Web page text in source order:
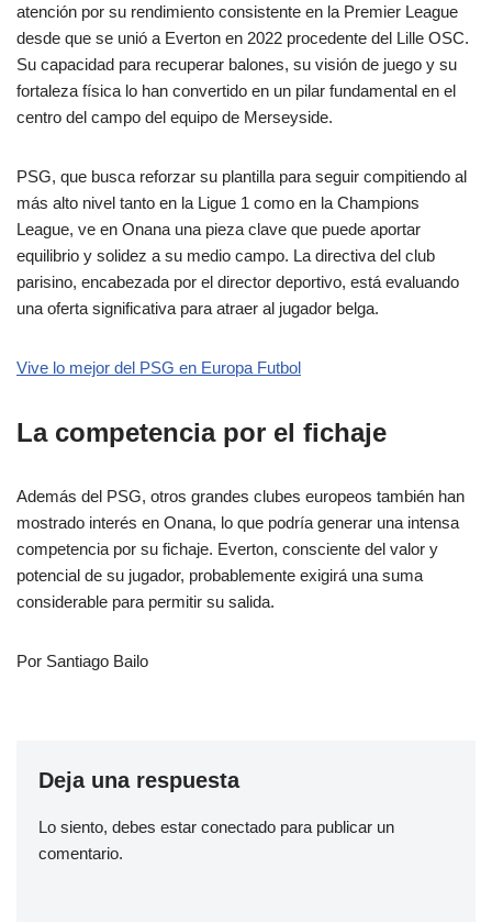
atención por su rendimiento consistente en la Premier League
desde que se unió a Everton en 2022 procedente del Lille OSC.
Su capacidad para recuperar balones, su visión de juego y su
fortaleza física lo han convertido en un pilar fundamental en el
centro del campo del equipo de Merseyside.
PSG, que busca reforzar su plantilla para seguir compitiendo al
más alto nivel tanto en la Ligue 1 como en la Champions
League, ve en Onana una pieza clave que puede aportar
equilibrio y solidez a su medio campo. La directiva del club
parisino, encabezada por el director deportivo, está evaluando
una oferta significativa para atraer al jugador belga.
Vive lo mejor del PSG en Europa Futbol
La competencia por el fichaje
Además del PSG, otros grandes clubes europeos también han
mostrado interés en Onana, lo que podría generar una intensa
competencia por su fichaje. Everton, consciente del valor y
potencial de su jugador, probablemente exigirá una suma
considerable para permitir su salida.
Por Santiago Bailo
Deja una respuesta
Lo siento, debes estar conectado para publicar un
comentario.